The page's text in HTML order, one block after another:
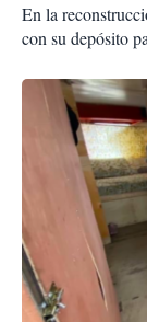
En la
con su depósito